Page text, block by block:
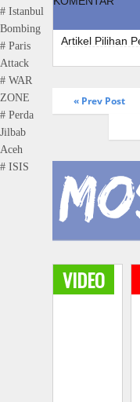
# Istanbul
Bombing
# Paris
Attack
# WAR
ZONE
# Perda
Jilbab
Aceh
# ISIS
Artikel Pilihan
« Prev Post
VIDEO